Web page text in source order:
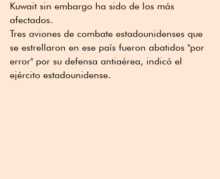
Kuwait sin embargo ha sido de los más
afectados.
Tres aviones de combate estadounidenses que
se estrellaron en ese país fueron abatidos "por
error" por su defensa antiaérea, indicó el
ejército estadounidense.